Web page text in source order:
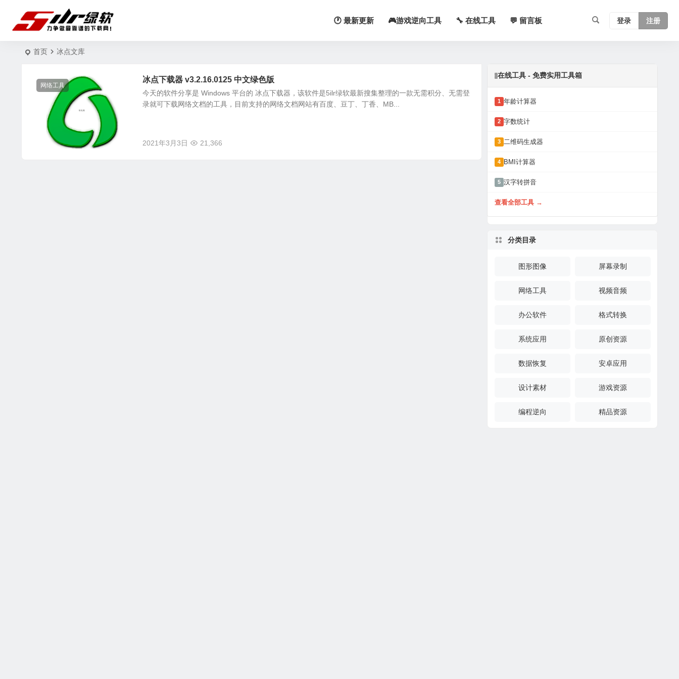
🕐 最新更新 🎮游戏逆向工具 🔧 在线工具 💬 留言板 登录 注册
首页 冰点文库
网络工具
冰点下载器 v3.2.16.0125 中文绿色版
今天的软件分享是 Windows 平台的 冰点下载器，该软件是5ilr绿软最新搜集整理的一款无需积分、无需登
录就可下载网络文档的工具，目前支持的网络文档网站有百度、豆丁、丁香、MB...
2021年3月3日 21,366
在线工具 - 免费实用工具箱
1 年龄计算器
2 字数统计
3 二维码生成器
4 BMI计算器
5 汉字转拼音
查看全部工具 →
分类目录
图形图像 屏幕录制
网络工具 视频音频
办公软件 格式转换
系统应用 原创资源
数据恢复 安卓应用
设计素材 游戏资源
编程逆向 精品资源